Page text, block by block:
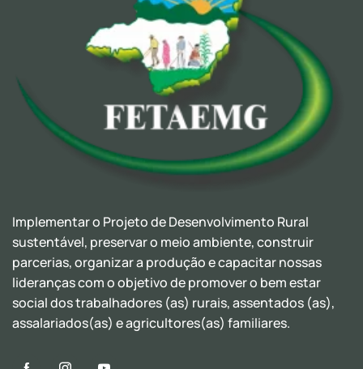
Implementar o Projeto de Desenvolvimento Rural
sustentável, preservar o meio ambiente, construir
parcerias, organizar a produção e capacitar nossas
lideranças com o objetivo de promover o bem estar
social dos trabalhadores (as) rurais, assentados (as),
assalariados(as) e agricultores(as) familiares.